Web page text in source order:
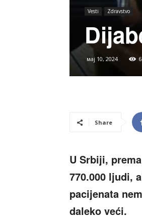
Vesti Zdravstvo
мај 10, 2024
Share
U Srbiji,
770.000 ljudi,
pacijenata
daleko veći.